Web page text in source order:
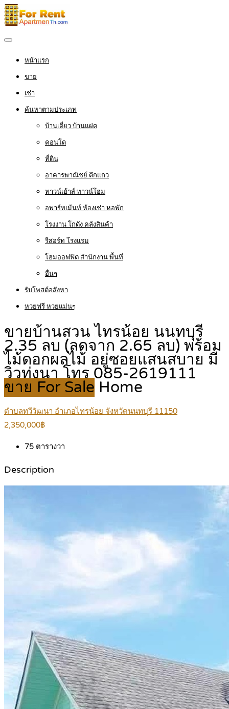
หน้าแรก
ขาย
เช่า
ค้นหาตามประเภท
บ้านเดี่ยว บ้านแฝด
คอนโด
ที่ดิน
อาคารพาณิชย์ ตึกแถว
ทาวน์เฮ้าส์ ทาวน์โฮม
อพาร์ทเม้นท์ ห้องเช่า หอพัก
โรงงาน โกดัง คลังสินค้า
รีสอร์ท โรงแรม
โฮมออฟฟิต สำนักงาน พื้นที่
อื่นๆ
รับโพสต์อสังหา
หวยฟรี หวยแม่นๆ
ขายบ้านสวน ไทรน้อย นนทบุรี
2.35 ลบ (ลดจาก 2.65 ลบ) พร้อม
ไม้ดอกผลไม้ อยู่ซอยแสนสบาย มี
วิวทุ่งนา โทร 085-2619111
ขาย For Sale Home
ตำบลทวีวัฒนา อำเภอไทรน้อย จังหวัดนนทบุรี 11150
2,350,000฿
75 ตารางวา
Description